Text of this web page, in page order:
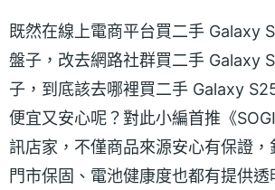
既然在線上電商平台買二手 Galaxy
盤子，改去網路社群買二手 Galaxy
子，到底該去哪裡買二手 Galaxy
便宜又安心呢？對此小編首推《
訊店家，不僅商品來源安心有保證，
門市保固、電池健康度也都有提供透